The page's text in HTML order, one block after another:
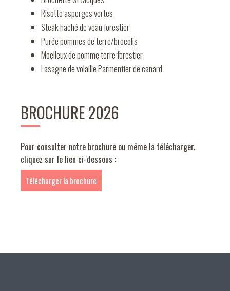
Risotto asperges vertes
Steak haché de veau forestier
Purée pommes de terre/brocolis
Moelleux de pomme terre forestier
Lasagne de volaille Parmentier de canard
BROCHURE 2026
Pour consulter notre brochure ou même la télécharger,
cliquez sur le lien ci-dessous :
Télécharger la brochure